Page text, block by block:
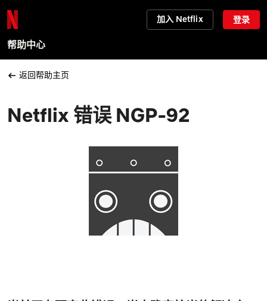
加入 Netflix 登录
帮助中心
返回帮助主页
Netflix 错误 NGP-92